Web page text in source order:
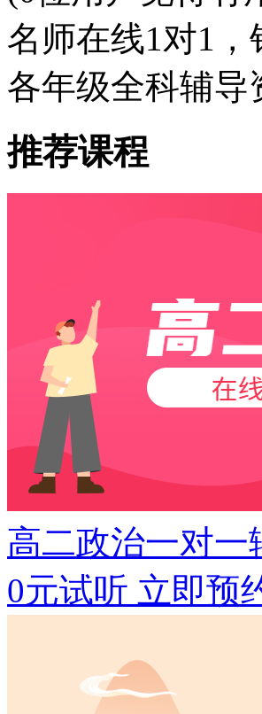
名师在线1对1
各年级全科辅导
推荐课程
高二政治一对一
0元试听 立即预